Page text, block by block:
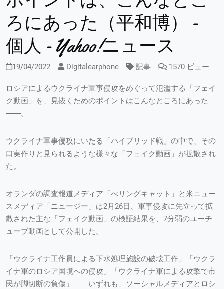
ろにあった（平和博） -
個人 - Yahoo!ニュース
19/04/2022 Digitalearphone 記事 1570 ビュー
ロシアによるウクライナ軍事侵攻をめぐって氾濫する「フェイ
ク動画」を、見抜くためのポイントはこんなところにあった
――。
ウクライナ軍事侵攻にいたる「ハイブリッド戦」の中で、その
口実作りと見られるような様々な「フェイク動画」が拡散され
た。
オランダの調査報道メディア「べリングキャット」と米ニュー
スメディア「ニュージー」は2月26日、軍事侵攻に先立って拡
散された主な「フェイク動画」の検証結果を、7分弱のユーチ
ューブ動画として公開した。
「ウクライナ工作員による下水処理施設の破壊工作」「ウクラ
イナ軍のロシア国境への侵攻」「ウクライナ軍による攻撃で市
民が脚切断の負傷」――いずれも、ソーシャルメディアとロシ